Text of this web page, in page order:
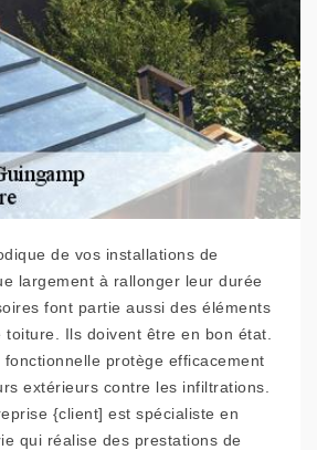
de vos installations de
largement à rallonger leur durée
font partie aussi des éléments
Ils doivent être en bon état.
protège efficacement
extérieurs contre les infiltrations.
{client] est spécialiste en
qui réalise des prestations de